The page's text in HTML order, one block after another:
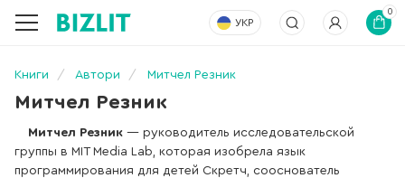
УКР
0
Книги Автори Митчел Резник
Митчел Резник
Митчел Резник — руководитель исследовательской
группы в MIT Media Lab, которая изобрела язык
программирования для детей Скретч, сооснователь